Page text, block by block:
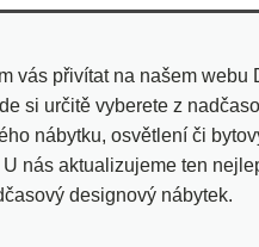
vás přivítat na našem webu
si určitě vyberete z
nábytku, osvětlení či
nás aktualizujeme ten
designový nábytek.